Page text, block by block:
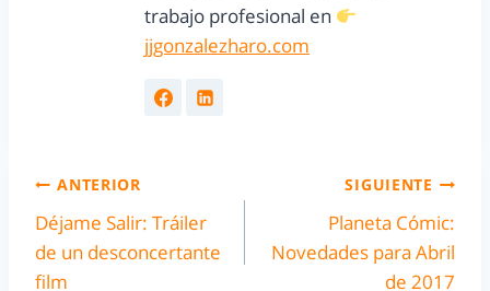
trabajo profesional en
jjgonzalezharo.com
ANTERIOR
Déjame Salir: Tráiler
de un desconcertante
film
SIGUIENTE
Planeta Cómic:
Novedades para Abril
de 2017